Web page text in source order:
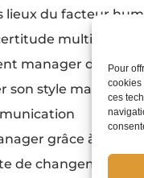
Pour
cookies
ces
lieux du facteur
manager dans
son style
grâce à
de changement